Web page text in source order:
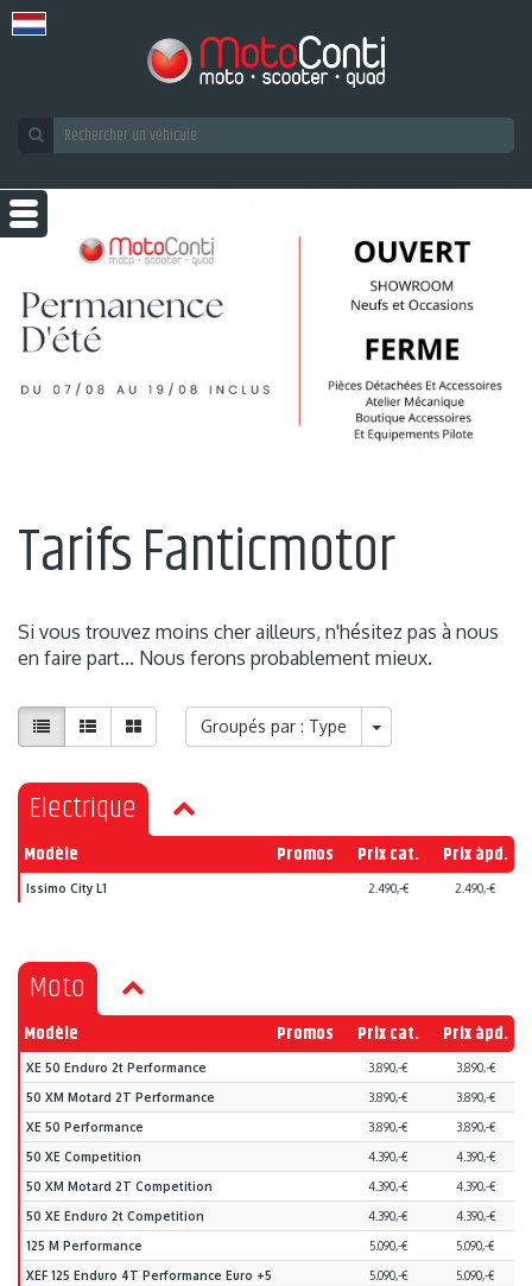
Tarifs Fanticmotor
Si vous trouvez moins cher ailleurs, n'hésitez pas à nous
en faire part... Nous ferons probablement mieux.
Groupés par : Type
Electrique
Modèle Promos Prix cat. Prix àpd.
Issimo City L1 2.490,-€ 2.490,-€
Moto
Modèle Promos Prix cat. Prix àpd.
XE 50 Enduro 2t Performance 3.890,-€ 3.890,-€
50 XM Motard 2T Performance 3.890,-€ 3.890,-€
XE 50 Performance 3.890,-€ 3.890,-€
50 XE Competition 4.390,-€ 4.390,-€
50 XM Motard 2T Competition 4.390,-€ 4.390,-€
50 XE Enduro 2t Competition 4.390,-€ 4.390,-€
125 M Performance 5.090,-€ 5.090,-€
XEF 125 Enduro 4T Performance Euro +5 5.090,-€ 5.090,-€